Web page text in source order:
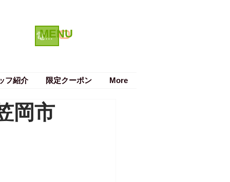
電話で予約する クーポン
MENU
フ紹介 限定クーポン More
岡市